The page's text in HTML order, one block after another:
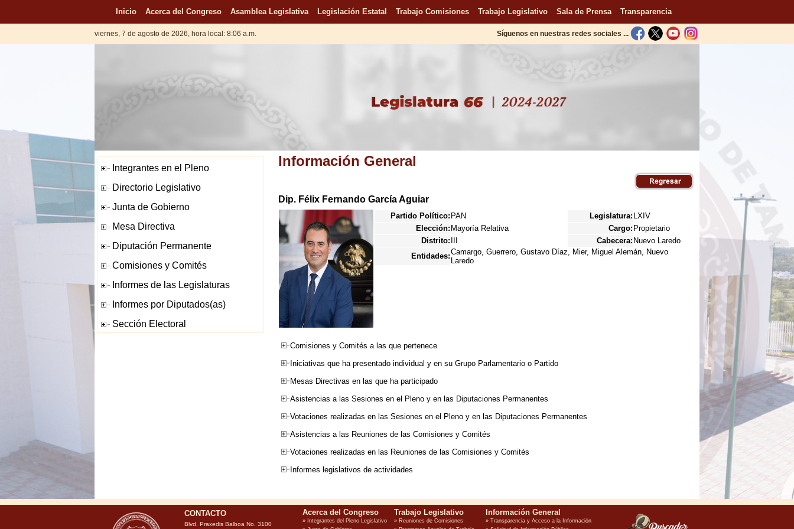
Inicio Acerca del Congreso Asamblea Legislativa Legislación Estatal Trabajo Comisiones Trabajo Legislativo Sala de Prensa Transparencia
viernes, 7 de agosto de 2026, hora local: 8:06 a.m. Síguenos en nuestras redes sociales ...
Información General
Dip. Félix Fernando García Aguiar
Partido Político: PAN Legislatura: LXIV
Elección: Mayoría Relativa Cargo: Propietario
Distrito:
Cabecera: Nuevo Laredo
Entidades:Camargo, Guerrero, Gustavo Díaz, Mier, Miguel Alemán, Nuevo
Laredo
Comisiones y Comités a las que pertenece
Iniciativas que ha presentado individual y en su Grupo Parlamentario o Partido
Mesas Directivas en las que ha participado
Asistencias a las Sesiones en el Pleno y en las Diputaciones Permanentes
Votaciones realizadas en las Sesiones en el Pleno y en las Diputaciones Permanentes
Asistencias a las Reuniones de las Comisiones y Comités
Votaciones realizadas en las Reuniones de las Comisiones y Comités
Informes legislativos de actividades
CONTACTO
Blvd. Praxedis Balboa No. 3100